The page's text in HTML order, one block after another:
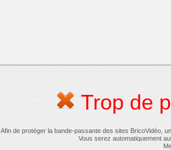
Trop de
Afin de protéger la bande-passante des sites BricoVidéo,
Vous serez automatiquement